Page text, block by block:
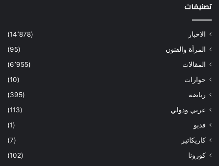
تصنيفات
الاخبار
(14٬878)
المرأة والفنون
(95)
المقالات
(6٬955)
حوارات
(10)
رياضة
(395)
عربي ودولي
(113)
فديو
(1)
كاريكاتير
(7)
كورونا
(102)